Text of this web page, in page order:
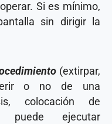
Si es mínimo,
sin dirigir la
(extirpar,
o no de una
colocación de
puede ejecutar